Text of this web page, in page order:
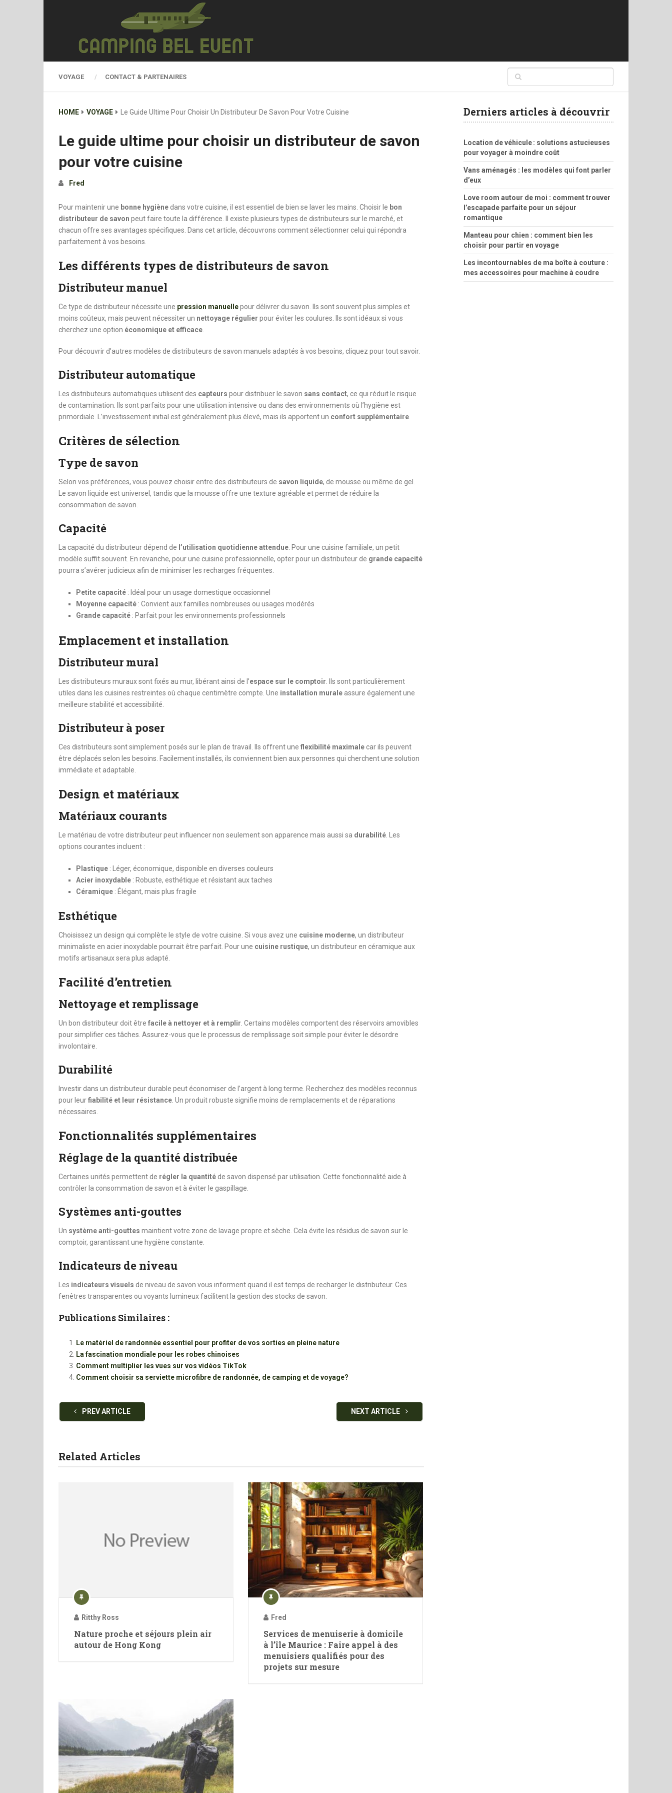
VOYAGE CONTACT & PARTENAIRES
HOME VOYAGE Le Guide Ultime Pour Choisir Un Distributeur De Savon Pour Votre Cuisine
Le guide ultime pour choisir un distributeur de savon
pour votre cuisine
Fred
Pour maintenir une bonne hygiène dans votre cuisine, il est essentiel de bien se laver les mains. Choisir le bon
distributeur de savon peut faire toute la différence. Il existe plusieurs types de distributeurs sur le marché, et
chacun offre ses avantages spécifiques. Dans cet article, découvrons comment sélectionner celui qui répondra
parfaitement à vos besoins.
Les différents types de distributeurs de savon
Distributeur manuel
Ce type de distributeur nécessite une pression manuellepour délivrer du savon. Ils sont souvent plus simples et
moins coûteux, mais peuvent nécessiter un nettoyage régulier pour éviter les coulures. Ils sont idéaux si vous
cherchez une option économique et efficace
Pour découvrir d’autres modèles de distributeurs de savon manuels adaptés à vos besoins, cliquez pour tout savoir.
Distributeur automatique
Les distributeurs automatiques utilisent des capteurs pour distribuer le savon sans contact, ce qui réduit le risque
de contamination. Ils sont parfaits pour une utilisation intensive ou dans des environnements où l’hygiène est
primordiale. L’investissement initial est généralement plus élevé, mais ils apportent un confort supplémentaire
Critères de sélection
Type de savon
Selon vos préférences, vous pouvez choisir entre des distributeurs de savon liquide, de mousse ou même de gel.
Le savon liquide est universel, tandis que la mousse offre une texture agréable et permet de réduire la
consommation de savon.
Capacité
La capacité du distributeur dépend de l’utilisation quotidienne attendue . Pour une cuisine familiale, un petit
modèle suffit souvent. En revanche, pour une cuisine professionnelle, opter pour un distributeur de grande capacité
pourra s’avérer judicieux afin de minimiser les recharges fréquentes.
Petite capacité : Idéal pour un usage domestique occasionnel
Moyenne capacité : Convient aux familles nombreuses ou usages modérés
Grande capacité : Parfait pour les environnements professionnels
Emplacement et installation
Distributeur mural
Les distributeurs muraux sont fixés au mur, libérant ainsi de l’espace sur le comptoir . Ils sont particulièrement
utiles dans les cuisines restreintes où chaque centimètre compte. Une installation murale assure également une
meilleure stabilité et accessibilité.
Distributeur à poser
Ces distributeurs sont simplement posés sur le plan de travail. Ils offrent une flexibilité maximalecar ils peuvent
être déplacés selon les besoins. Facilement installés, ils conviennent bien aux personnes qui cherchent une solution
immédiate et adaptable.
Design et matériaux
Matériaux courants
Le matériau de votre distributeur peut influencer non seulement son apparence mais aussi sa durabilité . Les
options courantes incluent :
Plastique : Léger, économique, disponible en diverses couleurs
Acier inoxydable : Robuste, esthétique et résistant aux taches
Céramique : Élégant, mais plus fragile
Esthétique
Choisissez un design qui complète le style de votre cuisine. Si vous avez une cuisine moderne, un distributeur
minimaliste en acier inoxydable pourrait être parfait. Pour une cuisine rustique, un distributeur en céramique aux
motifs artisanaux sera plus adapté.
Facilité d’entretien
Nettoyage et remplissage
Un bon distributeur doit être facile à nettoyer et à remplir . Certains modèles comportent des réservoirs amovibles
pour simplifier ces tâches. Assurez-vous que le processus de remplissage soit simple pour éviter le désordre
involontaire.
Durabilité
Investir dans un distributeur durable peut économiser de l’argent à long terme. Recherchez des modèles reconnus
pour leurfiabilité et leur résistance . Un produit robuste signifie moins de remplacements et de réparations
nécessaires.
Fonctionnalités supplémentaires
Réglage de la quantité distribuée
Certaines unités permettent de régler la quantité de savon dispensé par utilisation. Cette fonctionnalité aide à
contrôler la consommation de savon et à éviter le gaspillage.
Systèmes anti-gouttes
Un système anti-gouttes maintient votre zone de lavage propre et sèche. Cela évite les résidus de savon sur le
comptoir, garantissant une hygiène constante.
Indicateurs de niveau
Les indicateurs visuels de niveau de savon vous informent quand il est temps de recharger le distributeur. Ces
fenêtres transparentes ou voyants lumineux facilitent la gestion des stocks de savon.
Publications Similaires :
Le matériel de randonnée essentiel pour profiter de vos sorties en pleine nature
La fascination mondiale pour les robes chinoises
Comment multiplier les vues sur vos vidéos TikTok
Comment choisir sa serviette microfibre de randonnée, de camping et de voyage?
PREV ARTICLE NEXT ARTICLE
Related Articles
Ritthy Ross
Nature proche et séjours plein air
autour de Hong Kong
Fred
Services de menuiserie à domicile
à l’île Maurice : Faire appel à des
menuisiers qualifiés pour des
projets sur mesure
Derniers articles à découvrir
Location de véhicule : solutions astucieuses
pour voyager à moindre coût
Vans aménagés : les modèles qui font parler
d’eux
Love room autour de moi : comment trouver
l’escapade parfaite pour un séjour
romantique
Manteau pour chien : comment bien les
choisir pour partir en voyage
Les incontournables de ma boîte à couture :
mes accessoires pour machine à coudre